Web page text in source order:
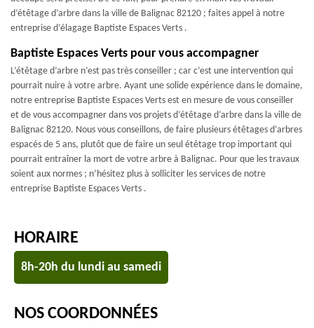
d’étêtage d’arbre dans la ville de Balignac 82120 ; faites appel à notre
entreprise d’élagage Baptiste Espaces Verts .
Baptiste Espaces Verts pour vous accompagner
L’étêtage d’arbre n’est pas très conseiller ; car c’est une intervention qui
pourrait nuire à votre arbre. Ayant une solide expérience dans le domaine,
notre entreprise Baptiste Espaces Verts est en mesure de vous conseiller
et de vous accompagner dans vos projets d’étêtage d’arbre dans la ville de
Balignac 82120. Nous vous conseillons, de faire plusieurs étêtages d’arbres
espacés de 5 ans, plutôt que de faire un seul étêtage trop important qui
pourrait entraîner la mort de votre arbre à Balignac. Pour que les travaux
soient aux normes ; n’hésitez plus à solliciter les services de notre
entreprise Baptiste Espaces Verts .
HORAIRE
8h-20h du lundi au samedi
NOS COORDONNÉES